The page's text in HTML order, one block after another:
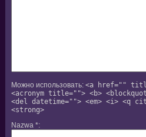
Можно использовать: <a href=""
<acronym title=""> <b>
<del datetime=""> <em> <i> <q
<strong>
Nazwa *